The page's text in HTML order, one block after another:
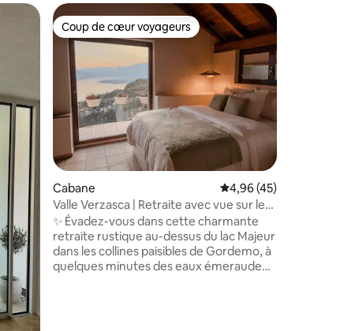
: 4,95 sur 5
Coup de cœur voyageurs
Coup de cœur voyageurs
Cabane Évaluation moyenne
4,96 (45)
Valle Verzasca | Retraite avec vue sur le
lac | Piscine et forêt
✨ Évadez-vous dans cette charmante
retraite rustique au-dessus du lac Majeur
dans les collines paisibles de Gordemo, à
quelques minutes des eaux émeraude